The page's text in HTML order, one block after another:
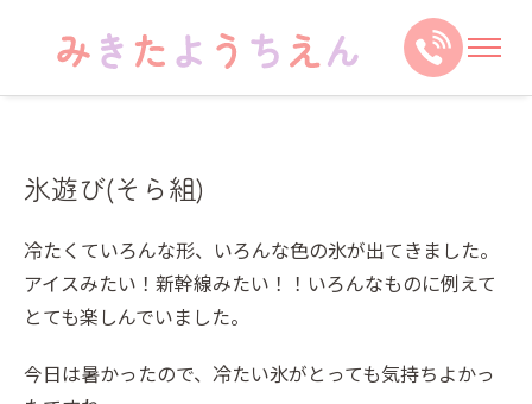
氷遊び(そら組)
冷たくていろんな形、いろんな色の氷が出てきました。
アイスみたい！新幹線みたい！！いろんなものに例えて
とても楽しんでいました。
今日は暑かったので、冷たい氷がとっても気持ちよかっ